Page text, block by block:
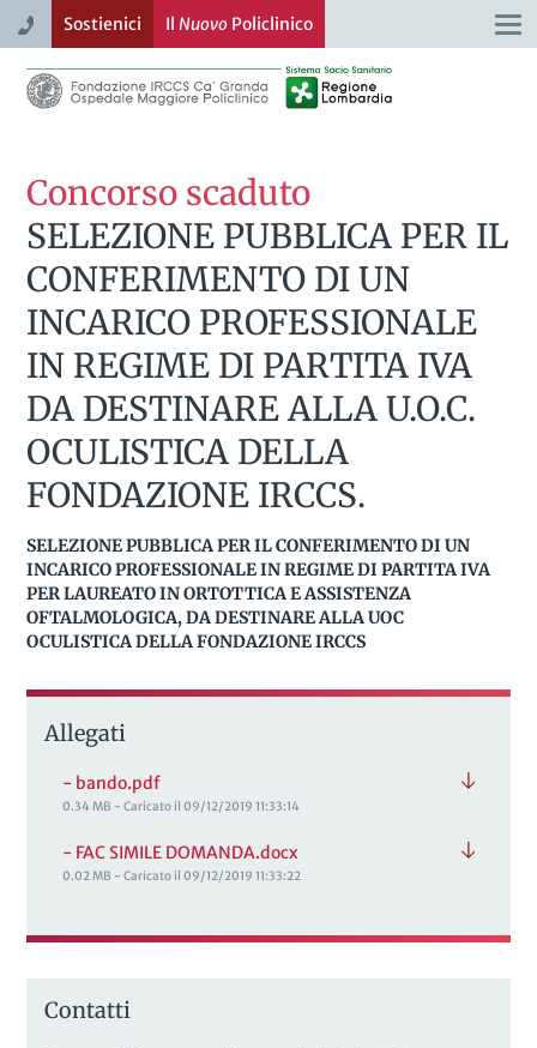
Sostienici Il NuovoPoliclinico
Concorso scaduto
SELEZIONE PUBBLICA PER IL
CONFERIMENTO DI UN
INCARICO PROFESSIONALE
IN REGIME DI PARTITA IVA
DA DESTINARE ALLA U.O.C.
OCULISTICA DELLA
FONDAZIONE IRCCS.
SELEZIONE PUBBLICA PER IL CONFERIMENTO DI UN
INCARICO PROFESSIONALE IN REGIME DI PARTITA IVA
PER LAUREATO IN ORTOTTICA E ASSISTENZA
OFTALMOLOGICA, DA DESTINARE ALLA UOC
OCULISTICA DELLA FONDAZIONE IRCCS
Allegati
- bando.pdf
0.34 MB - Caricato il 09/12/2019 11:33:14
- FAC SIMILE DOMANDA.docx
0.02 MB - Caricato il 09/12/2019 11:33:22
Contatti